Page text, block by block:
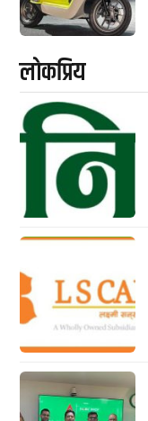
लाेकप्रिय